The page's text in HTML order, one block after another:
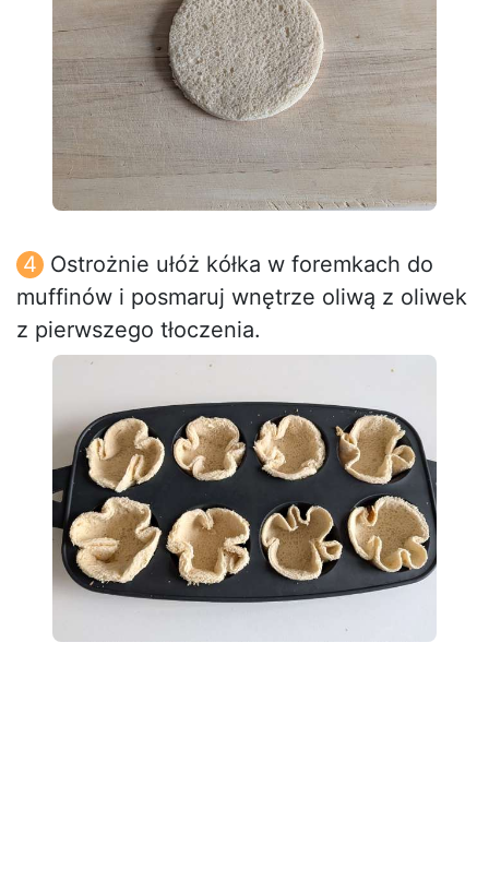
Ostrożnie ułóż kółka w foremkach do
muffinów i posmaruj wnętrze oliwą z oliwek
z pierwszego tłoczenia.